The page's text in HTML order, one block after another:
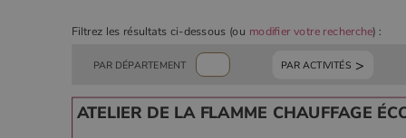
Filtrez les résultats ci-dessous (ou modifier votre recherche) :
PAR DÉPARTEMENT PAR ACTIVITÉS
ATELIER DE LA FLAMME CHAUFFAGE